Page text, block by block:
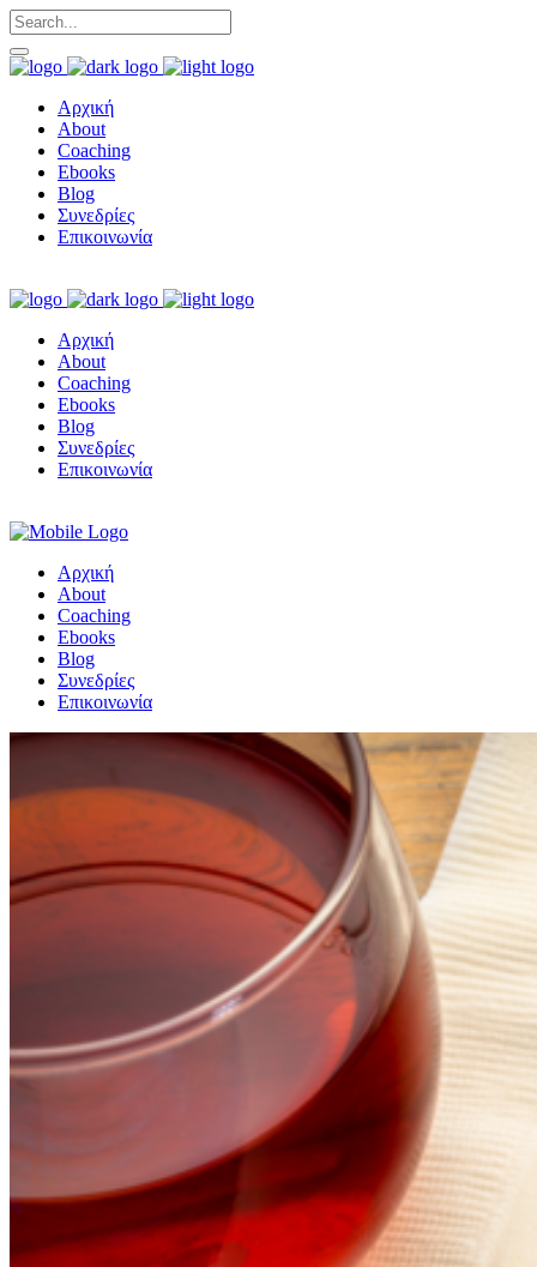
Αρχική
About
Coaching
Ebooks
Blog
Συνεδρίες
Επικοινωνία
Αρχική
About
Coaching
Ebooks
Blog
Συνεδρίες
Επικοινωνία
Αρχική
About
Coaching
Ebooks
Blog
Συνεδρίες
Επικοινωνία